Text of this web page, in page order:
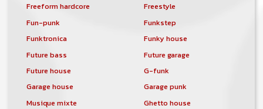
Freeform hardcore
Freestyle
Fun-punk
Funkstep
Funktronica
Funky house
Future bass
Future garage
Future house
G-funk
Garage house
Garage punk
Musique mixte
Ghetto house